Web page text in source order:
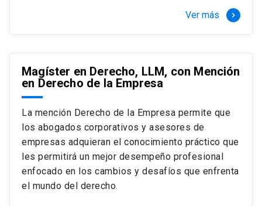
tres meses a tiempo completo (20
Ver más keyboard_arrow_right
Magíster en Derecho, LLM, con Mención
en Derecho de la Empresa
La mención Derecho de la Empresa permite que
los abogados corporativos y asesores de
empresas adquieran el conocimiento práctico que
les permitirá un mejor desempeño profesional
enfocado en los cambios y desafíos que enfrenta
el mundo del derecho.